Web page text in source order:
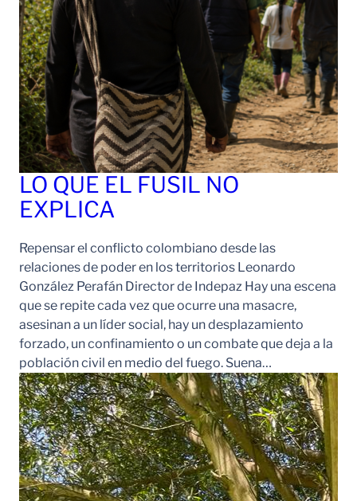
LO QUE EL FUSIL NO
EXPLICA
Repensar el conflicto colombiano desde las
relaciones de poder en los territorios Leonardo
González Perafán Director de Indepaz Hay una escena
que se repite cada vez que ocurre una masacre,
asesinan a un líder social, hay un desplazamiento
forzado, un confinamiento o un combate que deja a la
población civil en medio del fuego. Suena…